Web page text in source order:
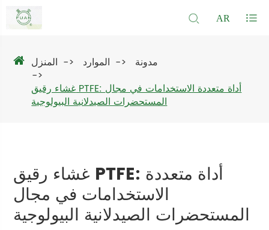
AR
المنزل الموارد
مدونة
غشاء رقيق PTFE: أداة متعددة الاستخدامات في مجال
المستحضرات الصيدلانية البيولوجية
غشاء رقيق PTFE: أداة متعددة
الاستخدامات في مجال
المستحضرات الصيدلانية البيولوجية